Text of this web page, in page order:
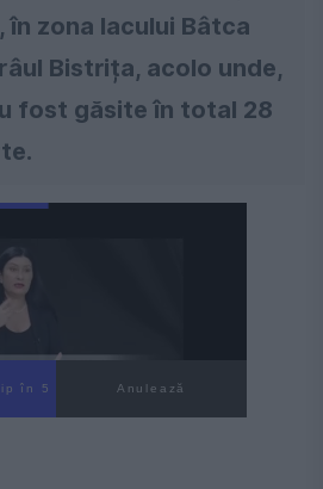
în zona lacului Bâtca
Bistrița, acolo unde,
fost găsite în total 28
în 3 Anulează